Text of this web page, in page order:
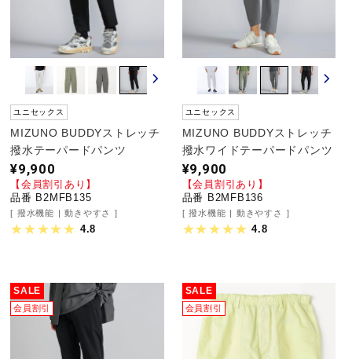
ユニセックス
MIZUNO BUDDYストレッチ
撥水テーパードパンツ
¥9,900
【会員割引あり】
品番 B2MFB135
撥水機能 動きやすさ
4.8
ユニセックス
MIZUNO BUDDYストレッチ
撥水ワイドテーパードパンツ
¥9,900
【会員割引あり】
品番 B2MFB136
撥水機能 動きやすさ
4.8
SALE
会員割引
SALE
会員割引